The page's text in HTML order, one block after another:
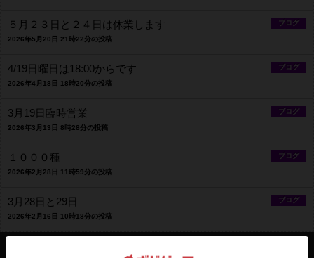
ブログ
５月２３日と２４日は休業します
2026年5月20日 21時22分の投稿
ブログ
4/19日曜日は18:00からです
2026年4月18日 18時20分の投稿
ブログ
3月19日臨時営業
2026年3月13日 8時28分の投稿
ブログ
１０００種
2026年2月28日 11時59分の投稿
ブログ
3月28日と29日
2026年2月16日 10時18分の投稿